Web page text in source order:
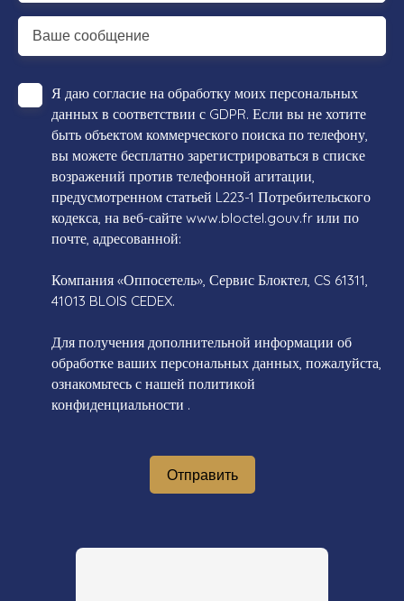
Ваше сообщение
Я даю согласие на обработку моих персональных
данных в соответствии с GDPR. Если вы не хотите
быть объектом коммерческого поиска по телефону,
вы можете бесплатно зарегистрироваться в списке
возражений против телефонной агитации,
предусмотренном статьей L223-1 Потребительского
кодекса, на веб-сайте www.bloctel.gouv.fr или по
почте, адресованной:
Компания «Оппосетель», Сервис Блоктел, CS 61311,
41013 BLOIS CEDEX.
Для получения дополнительной информации об
обработке ваших персональных данных, пожалуйста,
ознакомьтесь с нашей политикой
конфиденциальности .
Отправить